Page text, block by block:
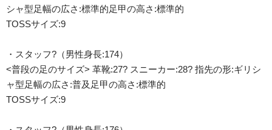
シャ型足幅の広さ:標準的足甲の高さ:標準的
TOSSサイズ:9
・スタッフ?（男性身長:174）
<普段の足のサイズ> 革靴:27? スニーカー:28? 指先の形:ギリシ
ャ型足幅の広さ:普及足甲の高さ:標準的
TOSSサイズ:9